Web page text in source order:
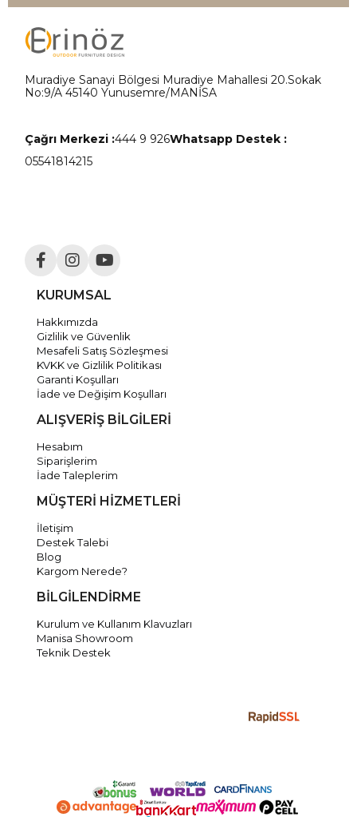
Muradiye Sanayi Bölgesi Muradiye Mahallesi 20.Sokak
No:9/A 45140 Yunusemre/MANİSA
Çağrı Merkezi :444 9 926Whatsapp Destek :
05541814215
KURUMSAL
Hakkımızda
Gizlilik ve Güvenlik
Mesafeli Satış Sözleşmesi
KVKK ve Gizlilik Politikası
Garanti Koşulları
İade ve Değişim Koşulları
ALIŞVERİŞ BİLGİLERİ
Hesabım
Siparişlerim
İade Taleplerim
MÜŞTERİ HİZMETLERİ
İletişim
Destek Talebi
Blog
Kargom Nerede?
BİLGİLENDİRME
Kurulum ve Kullanım Klavuzları
Manisa Showroom
Teknik Destek